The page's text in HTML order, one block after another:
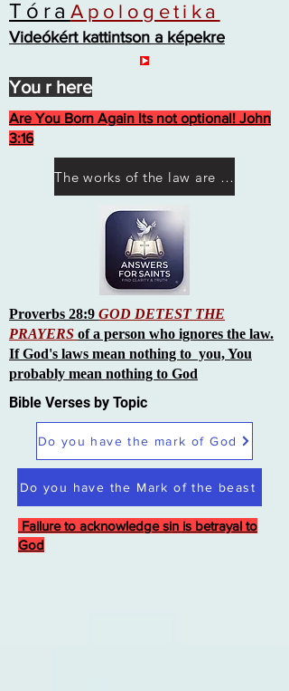
TóraApologetika
Videókért kattintson a képekre
Are You Born Again Its not optional! John
3:16
Proverbs 28:9 GOD DETEST THE
PRAYERS of a person who ignores the law.
If God's laws mean nothing to you, You
probably mean nothing to God
Do you have the mark of God
Do you have the Mark of the beast
Failure to acknowledge sin is betrayal to
God
Bible Verses by Topic
The works of the law are not what you think they are works of men
You r here